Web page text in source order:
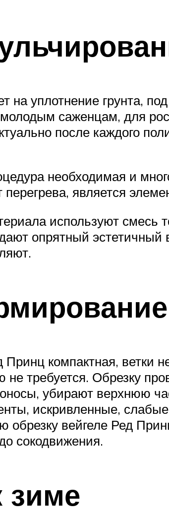
на уплотнение грунта,
саженцам, для
после каждого
необходимая и
является
используют
опрятный эстетичный
компактная, ветки
требуется. Обрезку
убирают верхнюю
искривленные,
вейгеле Ред
сокодвижения.
зиме